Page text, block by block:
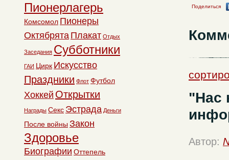
Поделиться
"Нас
Автор:
Пионерлагерь
Комсомол Пионеры
Октябрята Плакат Отдых
Заседания Субботники
ГАИ Цирк Искусство
Праздники Флот Футбол
Хоккей Открытки
Награды Секс Эстрада Деньги
После войны Закон
Здоровье
Биографии Оттепель